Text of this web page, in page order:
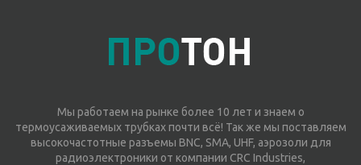
Мы работаем на рынке более 10 лет и знаем о
термоусаживаемых трубках почти всё! Так же мы поставляем
высокочастотные разъемы BNC, SMA, UHF, аэрозоли для
радиоэлектроники от компании CRC Industries,